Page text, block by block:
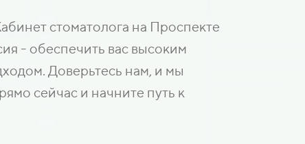
стоматолога на Проспекте
- обеспечить вас высоким
Доверьтесь нам, и мы
сейчас и начните путь к